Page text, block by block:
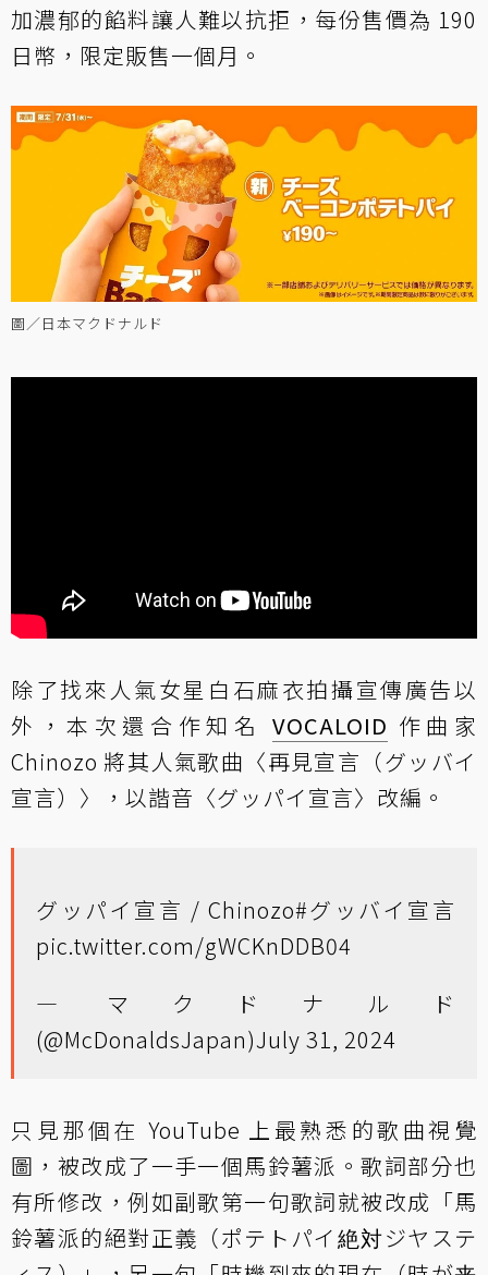
加濃郁的餡料讓人難以抗拒，每份售價為 190
日幣，限定販售一個月。
圖／日本マクドナルド
除了找來人氣女星白石麻衣拍攝宣傳廣告以
外，本次還合作知名VOCALOID 作曲家
Chinozo 將其人氣歌曲〈再見宣言（グッバイ
宣言）〉，以諧音〈グッパイ宣言〉改編。
グッパイ宣言 / Chinozo#グッバイ宣言
pic.twitter.com/gWCKnDDB04
— マクドナルド
(@McDonaldsJapan)July 31, 2024
只見那個在 YouTube 上最熟悉的歌曲視覺
圖，被改成了一手一個馬鈴薯派。歌詞部分也
有所修改，例如副歌第一句歌詞就被改成「馬
鈴薯派的絕對正義（ポテトパイ絶対ジヤステ